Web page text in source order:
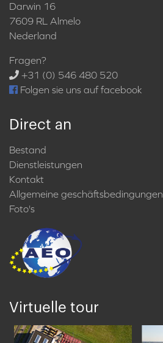
Darwin 16
7609 RL Almelo
Nederland
Fragen?
+31 (0) 546 480 520
Folgen sie uns auf facebook
Direct an
Bestand
Dienstleistungen
Kontakt
Allgemeine geschäftsbedingungen
Foto's
Virtuelle tour